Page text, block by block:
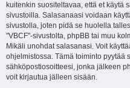
kuitenkin suositeltavaa, että et käytä
sivustoilla. Salasanaasi voidaan
sivustolla, joten pidä se huolella
"VBCF"-sivustolta, phpBB tai muu
Mikäli unohdat salasanasi. Voit
ohjelmistossa. Tämä toiminto pyytää
sähköpostiosoitteesi, jonka jälkeen
voit kirjautua jälleen sisään.